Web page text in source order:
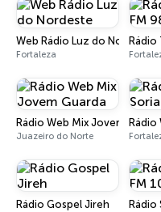
Web Rádio Luz do Nordeste
Fortaleza
Rádio
Rádio Web Mix Jovem
Juazeiro do Norte
Rádio
Rádio Gospel Jireh Rádio